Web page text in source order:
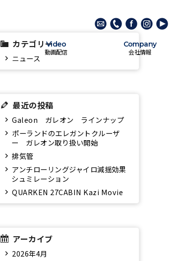
Video
動画配信
Company
会社情報
カテゴリー
ニュース
最近の投稿
Galeon ガレオン ラインナップ
ポーランドのエレガントクルーザ
ー ガレオン取り扱い開始
排気管
アンチローリングジャイロ減揺効果
シュミレーション
QUARKEN 27CABIN Kazi Movie
アーカイブ
2026年4月